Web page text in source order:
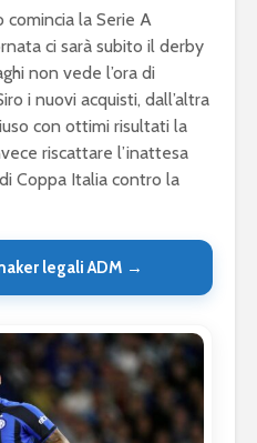
comincia la Serie A
ci sarà subito il derby
non vede l’ora di
i nuovi acquisti, dall’altra
con ottimi risultati la
riscattare l’inattesa
Coppa Italia contro la
legali ADM →